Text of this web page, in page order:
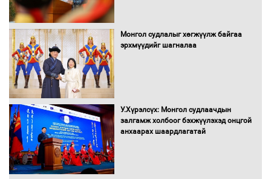
Монгол судлалыг хөгжүүлж байгаа
эрхмүүдийг шагналаа
У.Хүрэлсүх: Монгол судлаачдын
залгамж холбоог бэхжүүлэхэд онцгой
анхаарах шаардлагатай